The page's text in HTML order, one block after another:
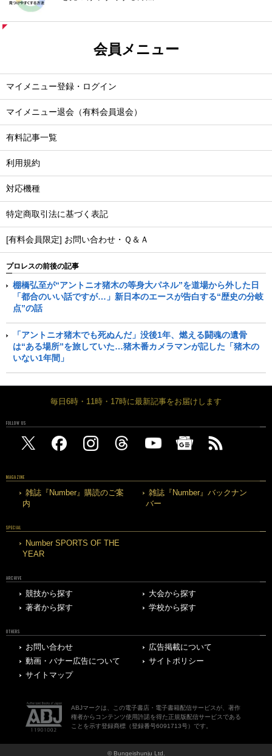
会員メニュー
マイメニュー登録・ログイン
マイメニュー退会（有料会員退会）
有料記事一覧
利用規約
対応機種
特定商取引法に基づく表記
[有料会員限定] お問い合わせ・Ｑ＆Ａ
プロレスの前後の記事
棚橋弘至が“アントニオ猪木の等身大パネル”を道場から外した日
「都合のいい話ですが…」新日本のエースが告白する“歴史の分岐
点”の話
「アントニオ猪木でも死ぬんだ」没後1年、燃える闘魂の遺骨
は“ある場所”を旅していた…猪木番カメラマンが記した「猪木の
いない1年間」
毎日6時・11時・17時に最新記事をお届けします
FOLLOW US
MAGAZINE
雑誌『Number』購読のご案
内
雑誌『Number』バックナン
バー
SPECIAL
Number SPORTS OF THE
YEAR
ARCHIVE
競技から探す
大会から探す
著者から探す
学校から探す
OTHERS
お問い合わせ
広告掲載について
動画・バナー広告について
サイトポリシー
サイトマップ
ABJマークは、この電子書店・電子書籍配信サービスが、著作
権者からコンテンツ使用許諾を得た正規版配信サービスである
ことを示す登録商標（登録番号6091713号）です。
© Bungeishunju Ltd.